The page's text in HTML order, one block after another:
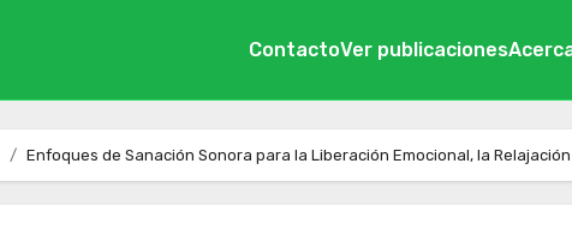
ContactoVer publicaciones
Enfoques de Sanación Sonora para la Liberación Emocional, la